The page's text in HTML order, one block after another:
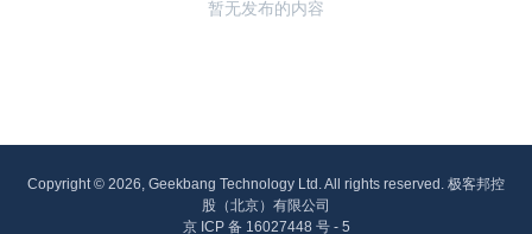
暂无发布的内容
Copyright © 2026, Geekbang Technology Ltd. All rights reserved. 极客邦控
股（北京）有限公司
京 ICP 备 16027448 号 - 5